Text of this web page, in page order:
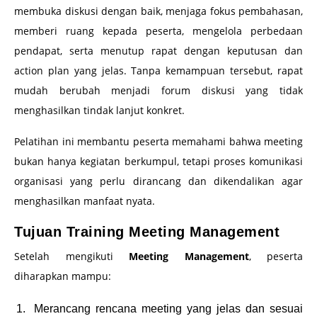
membuka diskusi dengan baik, menjaga fokus pembahasan,
memberi ruang kepada peserta, mengelola perbedaan
pendapat, serta menutup rapat dengan keputusan dan
action plan yang jelas. Tanpa kemampuan tersebut, rapat
mudah berubah menjadi forum diskusi yang tidak
menghasilkan tindak lanjut konkret.
Pelatihan ini membantu peserta memahami bahwa meeting
bukan hanya kegiatan berkumpul, tetapi proses komunikasi
organisasi yang perlu dirancang dan dikendalikan agar
menghasilkan manfaat nyata.
Tujuan Training Meeting Management
Setelah mengikuti Meeting Management, peserta
diharapkan mampu:
Merancang rencana meeting yang jelas dan sesuai